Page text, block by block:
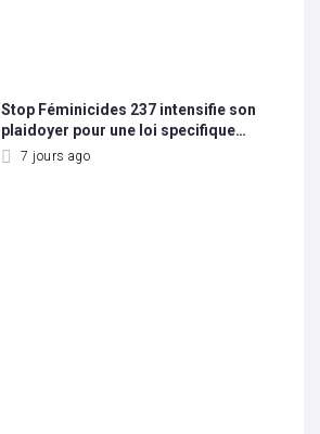
Stop Féminicides 237 intensifie son
plaidoyer pour une loi specifique…
7 jours ago